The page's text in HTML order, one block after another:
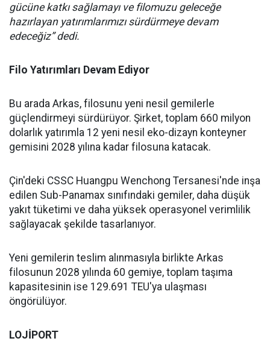
gücüne katkı sağlamayı ve filomuzu geleceğe
hazırlayan yatırımlarımızı sürdürmeye devam
edeceğiz” dedi.
Filo Yatırımları Devam Ediyor
Bu arada Arkas, filosunu yeni nesil gemilerle
güçlendirmeyi sürdürüyor. Şirket, toplam 660 milyon
dolarlık yatırımla 12 yeni nesil eko-dizayn konteyner
gemisini 2028 yılına kadar filosuna katacak.
Çin'deki CSSC Huangpu Wenchong Tersanesi'nde inşa
edilen Sub-Panamax sınıfındaki gemiler, daha düşük
yakıt tüketimi ve daha yüksek operasyonel verimlilik
sağlayacak şekilde tasarlanıyor.
Yeni gemilerin teslim alınmasıyla birlikte Arkas
filosunun 2028 yılında 60 gemiye, toplam taşıma
kapasitesinin ise 129.691 TEU'ya ulaşması
öngörülüyor.
LOJİPORT